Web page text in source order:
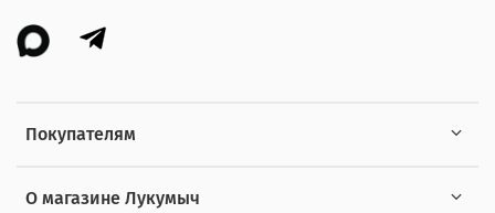
Покупателям
О магазине Лукумыч